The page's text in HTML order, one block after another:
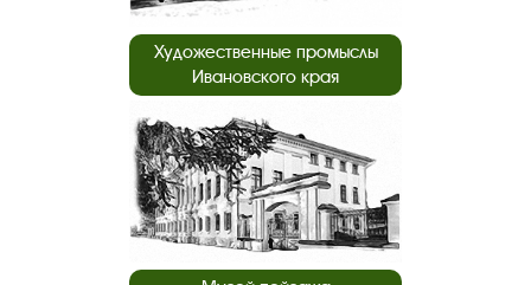
Художественные промыслы
Ивановского края